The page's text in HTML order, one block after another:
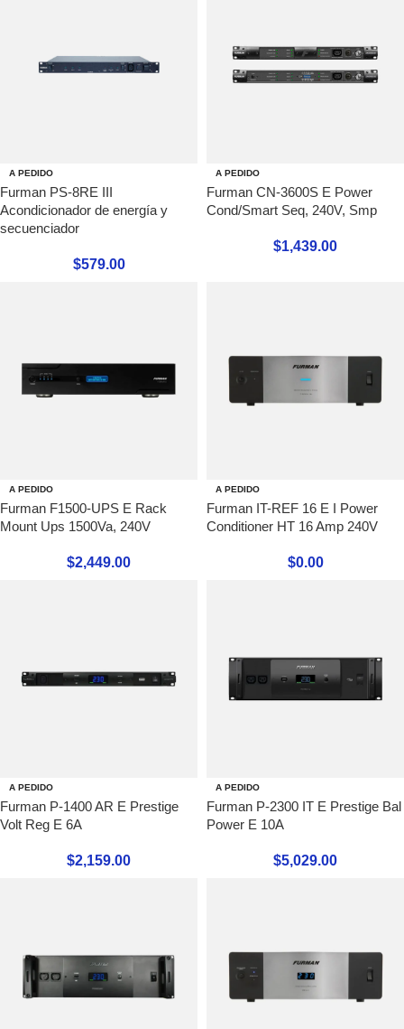
A PEDIDO
Furman PS-8RE III
Acondicionador de energía y
secuenciador
$579.00
A PEDIDO
Furman CN-3600S E Power
Cond/Smart Seq, 240V, Smp
$1,439.00
A PEDIDO
Furman F1500-UPS E Rack
Mount Ups 1500Va, 240V
$2,449.00
A PEDIDO
Furman IT-REF 16 E I Power
Conditioner HT 16 Amp 240V
$0.00
A PEDIDO
Furman P-1400 AR E Prestige
Volt Reg E 6A
$2,159.00
A PEDIDO
Furman P-2300 IT E Prestige Bal
Power E 10A
$5,029.00